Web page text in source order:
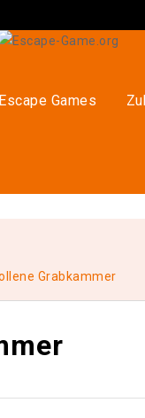
Escape Games
Grabkammer